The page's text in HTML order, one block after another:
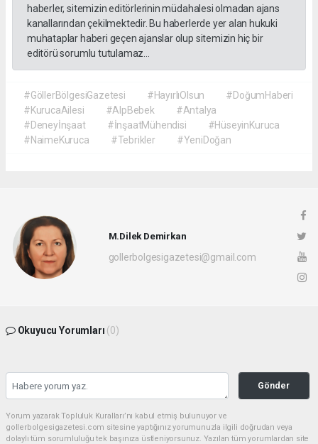
haberler, sitemizin editörlerinin müdahalesi olmadan ajans
kanallarından çekilmektedir. Bu haberlerde yer alan hukuki
muhataplar haberi geçen ajanslar olup sitemizin hiç bir
editörü sorumlu tutulamaz...
#GöllerBölgesiGazetesi #HayırlıOlsun
#DoğumHaberi
#KurucaAilesi
#AlpBebek
#Antalya
#Deneyİnşaat
#İnşaatMühendisi
#HüseyinKuruca
#NaimeKuruca
#Tebrikler #YeniDoğan
M.Dilek Demirkan
gollerbolgesigazetesi@gmail.com
Okuyucu Yorumları (0)
Gönder
Yorum yazarak Topluluk Kuralları’nı kabul etmiş bulunuyor ve
gollerbolgesigazetesi.com sitesine yaptığınız yorumunuzla ilgili doğrudan veya
dolaylı tüm sorumluluğu tek başınıza üstleniyorsunuz. Yazılan tüm yorumlardan site